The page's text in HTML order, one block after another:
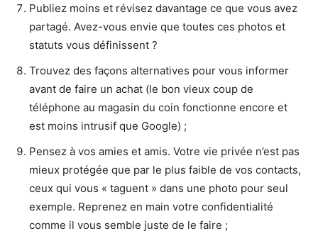
Publiez moins et révisez davantage ce que vous avez
partagé. Avez-vous envie que toutes ces photos et
statuts vous définissent ?
Trouvez des façons alternatives pour vous informer
avant de faire un achat (le bon vieux coup de
téléphone au magasin du coin fonctionne encore et
est moins intrusif que Google) ;
Pensez à vos amies et amis. Votre vie privée n’est pas
mieux protégée que par le plus faible de vos contacts,
ceux qui vous « taguent » dans une photo pour seul
exemple. Reprenez en main votre confidentialité
comme il vous semble juste de le faire ;